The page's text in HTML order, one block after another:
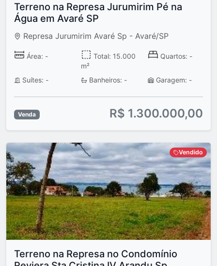
Terreno na Represa Jurumirim Pé na
Água em Avaré SP
Represa Jurumirim Avaré Sp - Avaré/SP
Área: -
Total: 15.000
m²
Quartos: -
Suítes: - Banheiros: - Garagem: -
Venda R$ 1.300.000,00
Vendido
Terreno na Represa no Condomínio